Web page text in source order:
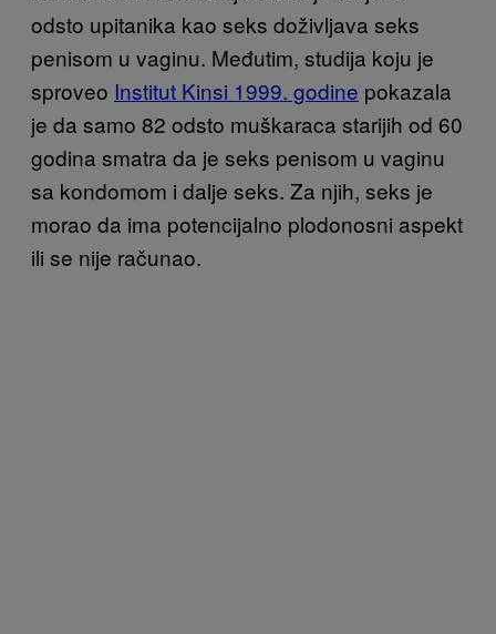
odsto upitanika kao seks doživljava seks
penisom u vaginu. Međutim, studija koju je
sproveo Institut Kinsi 1999. godine pokazala
je da samo 82 odsto muškaraca starijih od 60
godina smatra da je seks penisom u vaginu
sa kondomom i dalje seks. Za njih, seks je
morao da ima potencijalno plodonosni aspekt
ili se nije računao.